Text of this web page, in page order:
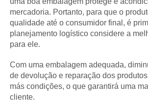
mercadoria. Portanto, para que o
qualidade até o consumidor final, é
planejamento logístico considere a
para ele.
Com uma embalagem adequada,
de devolução e reparação dos
más condições, o que garantirá uma
cliente.